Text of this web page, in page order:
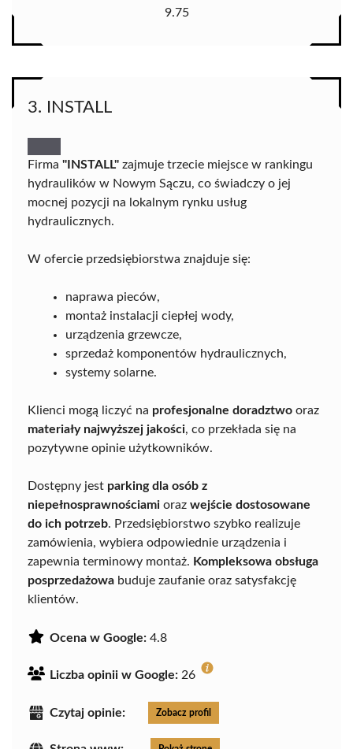
9.75
3. INSTALL
Firma "INSTALL" zajmuje trzecie miejsce w rankingu
hydraulików w Nowym Sączu, co świadczy o jej
mocnej pozycji na lokalnym rynku usług
hydraulicznych.
W ofercie przedsiębiorstwa znajduje się:
naprawa pieców,
montaż instalacji ciepłej wody,
urządzenia grzewcze,
sprzedaż komponentów hydraulicznych,
systemy solarne.
Klienci mogą liczyć na profesjonalne doradztwo oraz
materiały najwyższej jakości, co przekłada się na
pozytywne opinie użytkowników.
Dostępny jest parking dla osób z
niepełnosprawnościami oraz wejście dostosowane
do ich potrzeb. Przedsiębiorstwo szybko realizuje
zamówienia, wybiera odpowiednie urządzenia i
zapewnia terminowy montaż. Kompleksowa obsługa
posprzedażowa buduje zaufanie oraz satysfakcję
klientów.
Ocena w Google: 4.8
Liczba opinii w Google: 26
Czytaj opinie: Zobacz profil